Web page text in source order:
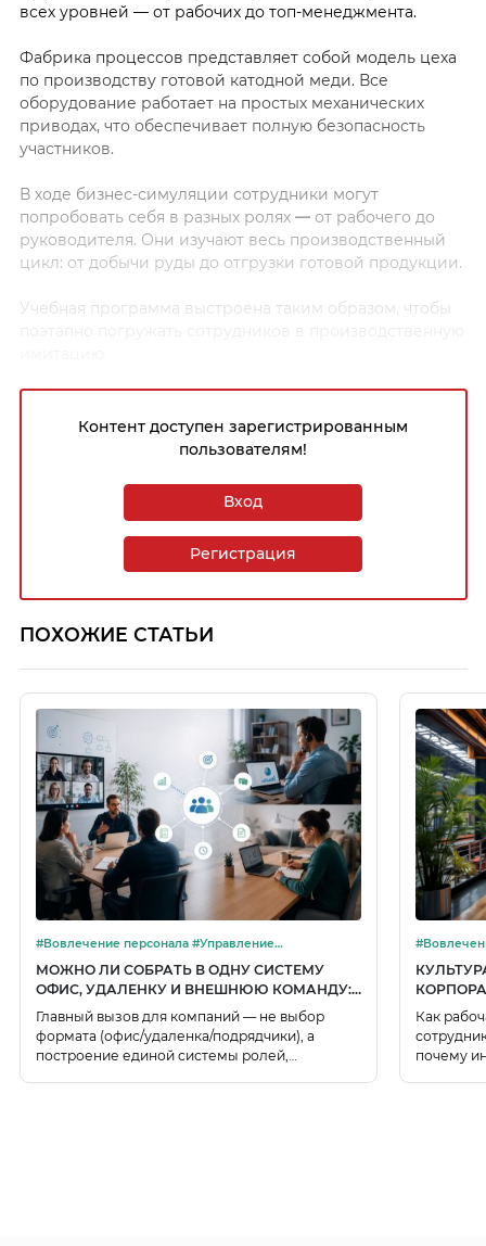
всех уровней — от рабочих до топ-менеджмента.
Фабрика процессов представляет собой модель цеха
по производству готовой катодной меди. Все
оборудование работает на простых механических
приводах, что обеспечивает полную безопасность
участников.
В ходе бизнес-симуляции сотрудники могут
попробовать себя в разных ролях —от рабочего до
руководителя. Они изучают весь производственный
цикл: от добычи руды до отгрузки готовой продукции.
Учебная программа выстроена таким образом, чтобы
Контент доступен зарегистрированным
пользователям!
Вход
Регистрация
ПОХОЖИЕ СТАТЬИ
#Вовлечение персонала #Управление
МОЖНО ЛИ СОБРАТЬ В ОДНУ СИСТЕМУ
ОФИС, УДАЛЕНКУ И ВНЕШНЮЮ КОМАНДУ:
ТРЕНДЫ 2025–2026
Главный вызов для компаний — не выбор
формата (офис/удаленка/подрядчики), а
построение единой системы ролей,
#Вовлечение
Как
почему